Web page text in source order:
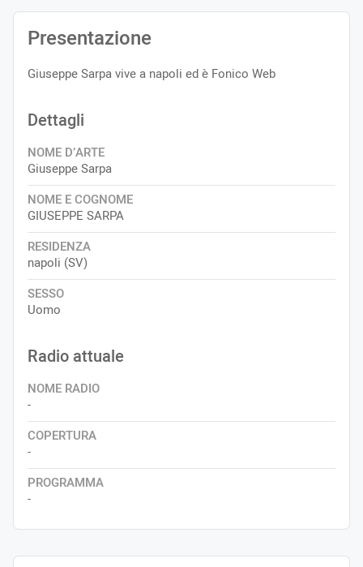
Presentazione
Giuseppe Sarpa vive a napoli ed è Fonico Web
Dettagli
NOME D’ARTE
Giuseppe Sarpa
NOME E COGNOME
GIUSEPPE SARPA
RESIDENZA
napoli (SV)
SESSO
Uomo
Radio attuale
NOME RADIO
-
COPERTURA
-
PROGRAMMA
-